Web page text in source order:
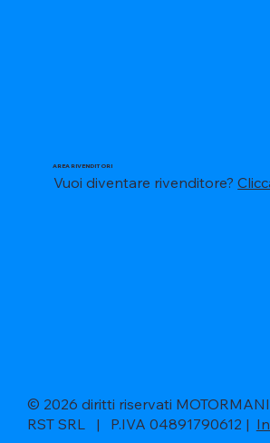
AREA RIVENDITORI
Vuoi diventare rivenditore?
© 2026 diritti riservati
RST SRL | P.IVA 04891790612 |